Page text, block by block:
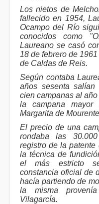
Los nietos de
fallecido en 1954,
Ocampo del Río
conocidos como
Laureano se casó
18 de febrero de
de Caldas de Reis.
Según contaba
años sesenta
cien campanas al
la campana
Margarita de
El precio de una
rondaba las
registro de la
la técnica de
el más estricto
constancia oficial de
hacía partiendo de
la misma
Vilagarcía.